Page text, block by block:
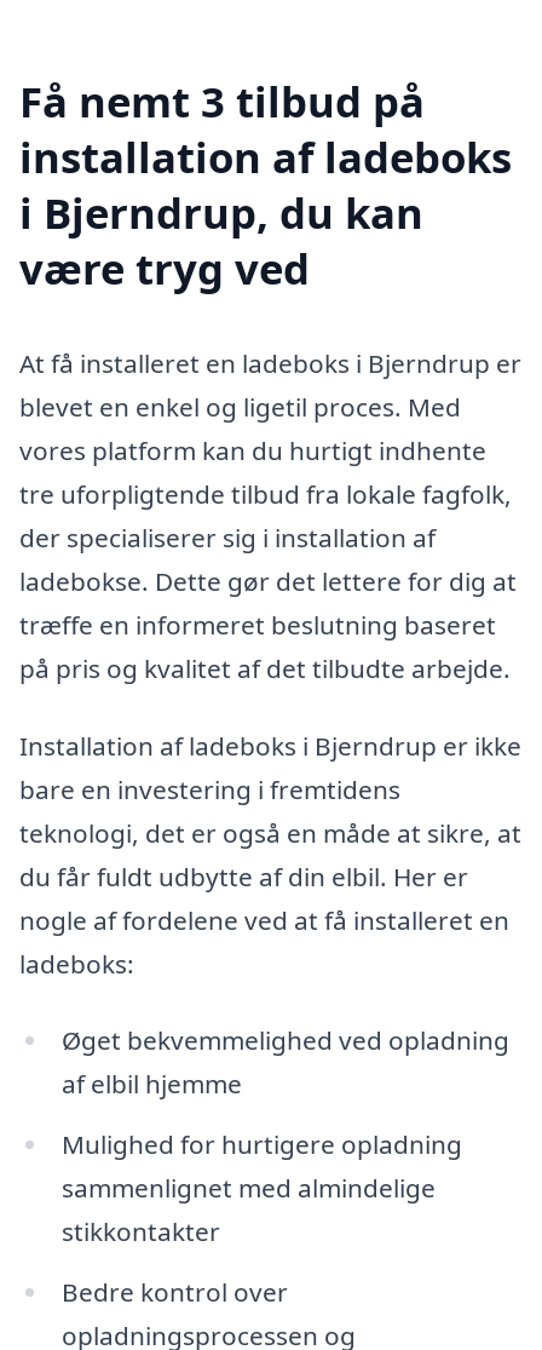
Få nemt 3 tilbud på
installation af ladeboks
i Bjerndrup, du kan
være tryg ved
At få installeret en ladeboks i Bjerndrup er
blevet en enkel og ligetil proces. Med
vores platform kan du hurtigt indhente
tre uforpligtende tilbud fra lokale fagfolk,
der specialiserer sig i installation af
ladebokse. Dette gør det lettere for dig at
træffe en informeret beslutning baseret
på pris og kvalitet af det tilbudte arbejde.
Installation af ladeboks i Bjerndrup er ikke
bare en investering i fremtidens
teknologi, det er også en måde at sikre, at
du får fuldt udbytte af din elbil. Her er
nogle af fordelene ved at få installeret en
ladeboks:
Øget bekvemmelighed ved opladning
af elbil hjemme
Mulighed for hurtigere opladning
sammenlignet med almindelige
stikkontakter
Bedre kontrol over
opladningsprocessen og